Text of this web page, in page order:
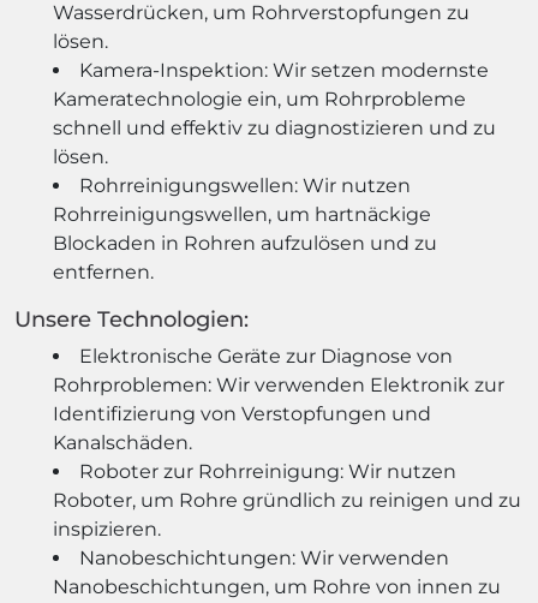
Wasserdrücken, um Rohrverstopfungen zu
lösen.
Kamera-Inspektion: Wir setzen modernste
Kameratechnologie ein, um Rohrprobleme
schnell und effektiv zu diagnostizieren und zu
lösen.
Rohrreinigungswellen: Wir nutzen
Rohrreinigungswellen, um hartnäckige
Blockaden in Rohren aufzulösen und zu
entfernen.
Unsere Technologien:
Elektronische Geräte zur Diagnose von
Rohrproblemen: Wir verwenden Elektronik zur
Identifizierung von Verstopfungen und
Kanalschäden.
Roboter zur Rohrreinigung: Wir nutzen
Roboter, um Rohre gründlich zu reinigen und zu
inspizieren.
Nanobeschichtungen: Wir verwenden
Nanobeschichtungen, um Rohre von innen zu